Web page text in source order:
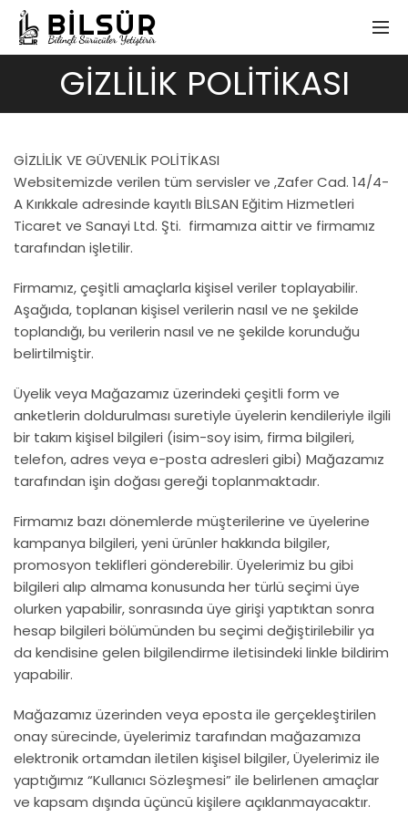
GIZLILIK POLITIKASI
GİZLİLİK VE GÜVENLİK POLİTİKASI
Websitemizde verilen tüm servisler ve ,Zafer Cad. 14/4-
A Kırıkkale adresinde kayıtlı BİLSAN Eğitim Hizmetleri
Ticaret ve Sanayi Ltd. Şti. firmamıza aittir ve firmamız
tarafından işletilir.
Firmamız, çeşitli amaçlarla kişisel veriler toplayabilir.
Aşağıda, toplanan kişisel verilerin nasıl ve ne şekilde
toplandığı, bu verilerin nasıl ve ne şekilde korunduğu
belirtilmiştir.
Üyelik veya Mağazamız üzerindeki çeşitli form ve
anketlerin doldurulması suretiyle üyelerin kendileriyle ilgili
bir takım kişisel bilgileri (isim-soy isim, firma bilgileri,
telefon, adres veya e-posta adresleri gibi) Mağazamız
tarafından işin doğası gereği toplanmaktadır.
Firmamız bazı dönemlerde müşterilerine ve üyelerine
kampanya bilgileri, yeni ürünler hakkında bilgiler,
promosyon teklifleri gönderebilir. Üyelerimiz bu gibi
bilgileri alıp almama konusunda her türlü seçimi üye
olurken yapabilir, sonrasında üye girişi yaptıktan sonra
hesap bilgileri bölümünden bu seçimi değiştirilebilir ya
da kendisine gelen bilgilendirme iletisindeki linkle bildirim
yapabilir.
Mağazamız üzerinden veya eposta ile gerçekleştirilen
onay sürecinde, üyelerimiz tarafından mağazamıza
elektronik ortamdan iletilen kişisel bilgiler, Üyelerimiz ile
yaptığımız “Kullanıcı Sözleşmesi” ile belirlenen amaçlar
ve kapsam dışında üçüncü kişilere açıklanmayacaktır.